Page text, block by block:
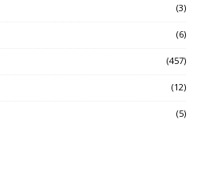
(3)
(6)
(457)
(12)
(5)